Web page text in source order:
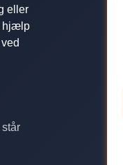
eller
hjælp